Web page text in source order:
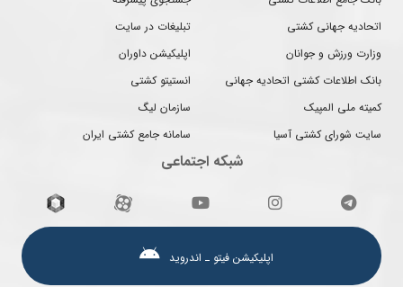
اتحادیه جهانی کشتی
وزارت ورزش و جوانان
بانک اطلاعات کشتی اتحادیه جهانی
کمیته ملی المپیک
سایت شورای کشتی آسیا
تبلیغات در سایت
اپلیکیشن داوران
انستیتو کشتی
سازمان لیگ
سامانه جامع کشتی ایران
شبکه اجتماعی
اپلیکیشن فیتو ـ اندروید